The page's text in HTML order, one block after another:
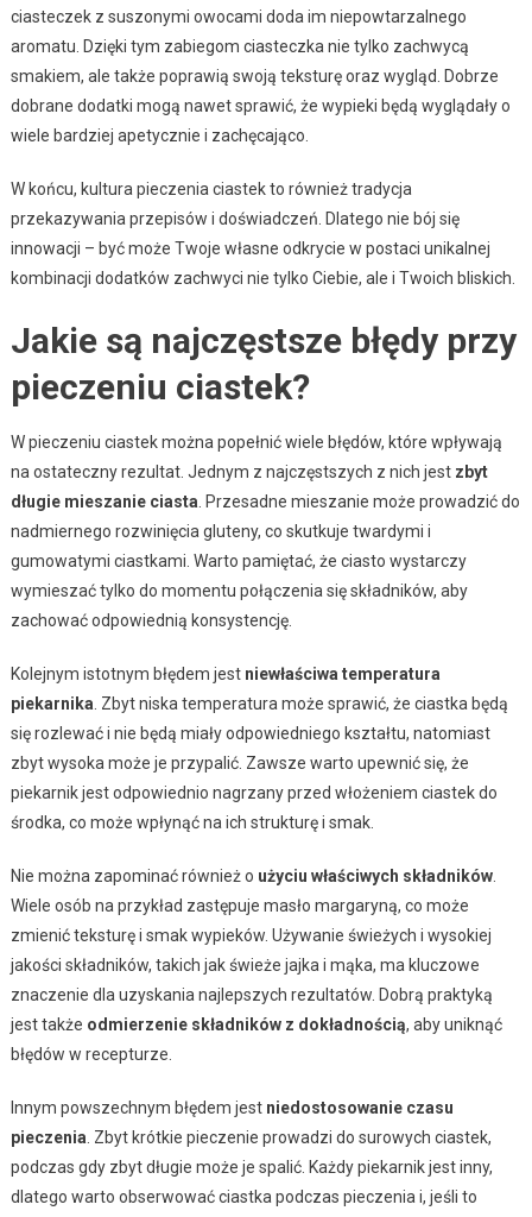
ciasteczek z suszonymi owocami doda im niepowtarzalnego
aromatu. Dzięki tym zabiegom ciasteczka nie tylko zachwycą
smakiem, ale także poprawią swoją teksturę oraz wygląd. Dobrze
dobrane dodatki mogą nawet sprawić, że wypieki będą wyglądały o
wiele bardziej apetycznie i zachęcająco.
W końcu, kultura pieczenia ciastek to również tradycja
przekazywania przepisów i doświadczeń. Dlatego nie bój się
innowacji – być może Twoje własne odkrycie w postaci unikalnej
kombinacji dodatków zachwyci nie tylko Ciebie, ale i Twoich bliskich.
Jakie są najczęstsze błędy przy
pieczeniu ciastek?
W pieczeniu ciastek można popełnić wiele błędów, które wpływają
na ostateczny rezultat. Jednym z najczęstszych z nich jest zbyt
długie mieszanie ciasta . Przesadne mieszanie może prowadzić do
nadmiernego rozwinięcia gluteny, co skutkuje twardymi i
gumowatymi ciastkami. Warto pamiętać, że ciasto wystarczy
wymieszać tylko do momentu połączenia się składników, aby
zachować odpowiednią konsystencję.
Kolejnym istotnym błędem jest niewłaściwa temperatura
piekarnika . Zbyt niska temperatura może sprawić, że ciastka będą
się rozlewać i nie będą miały odpowiedniego kształtu, natomiast
zbyt wysoka może je przypalić. Zawsze warto upewnić się, że
piekarnik jest odpowiednio nagrzany przed włożeniem ciastek do
środka, co może wpłynąć na ich strukturę i smak.
Nie można zapominać również o użyciu właściwych składników.
Wiele osób na przykład zastępuje masło margaryną, co może
zmienić teksturę i smak wypieków. Używanie świeżych i wysokiej
jakości składników, takich jak świeże jajka i mąka, ma kluczowe
znaczenie dla uzyskania najlepszych rezultatów. Dobrą praktyką
jest także odmierzenie składników z dokładnością, aby uniknąć
błędów w recepturze.
Innym powszechnym błędem jest niedostosowanie czasu
pieczenia . Zbyt krótkie pieczenie prowadzi do surowych ciastek,
podczas gdy zbyt długie może je spalić. Każdy piekarnik jest inny,
dlatego warto obserwować ciastka podczas pieczenia i, jeśli to